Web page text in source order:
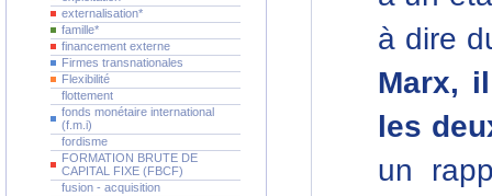
externalisation*
famille*
financement externe
Firmes transnationales
Flexibilité
flottement
fonds monétaire international
(f.m.i)
fordisme
FORMATION BRUTE DE
CAPITAL FIXE (FBCF)
fusion - acquisition
à dire
Marx,
les
un